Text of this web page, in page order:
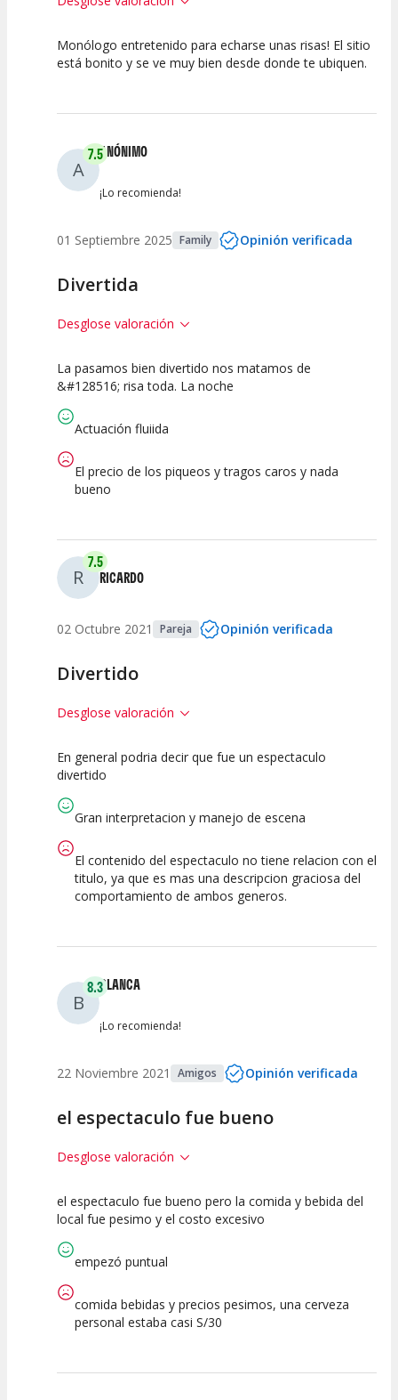
7.5 7.5 7.5
Monólogo entretenido para echarse unas risas! El sitio
está bonito y se ve muy bien desde donde te ubiquen.
A
7.5ANÓNIMO
¡Lo recomienda!
01 Septiembre 2025 Family Opinión verificada
Divertida
Desglose valoración
7.5
Espectáculo
7.5
Escena
7.5
La pasamos bien divertido nos matamos de
&#128516; risa toda. La noche
Actuación fluiida
El precio de los piqueos y tragos caros y nada
bueno
R
7.5
RICARDO
02 Octubre 2021 Pareja Opinión verificada
Divertido
Desglose valoración
5
Espectáculo
10 7.5
artística
En general podria decir que fue un espectaculo
divertido
Gran interpretacion y manejo de escena
El contenido del espectaculo no tiene relacion con el
titulo, ya que es mas una descripcion graciosa del
comportamiento de ambos generos.
B
8.3BLANCA
¡Lo recomienda!
22 Noviembre 2021 Amigos Opinión verificada
el espectaculo fue bueno
Desglose valoración
7.5
Espectáculo
10
Escena
7.5
el espectaculo fue bueno pero la comida y bebida del
local fue pesimo y el costo excesivo
empezó puntual
comida bebidas y precios pesimos, una cerveza
personal estaba casi S/30